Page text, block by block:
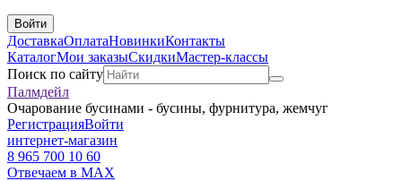
Войти
ДоставкаОплатаНовинкиКонтакты
КаталогМои заказыСкидкиМастер-классы
Поиск по сайту
Палмдейл
Очарование бусинами - бусины, фурнитура, жемчуг
РегистрацияВойти
интернет-магазин
8 965 700 10 60
Отвечаем в MAX